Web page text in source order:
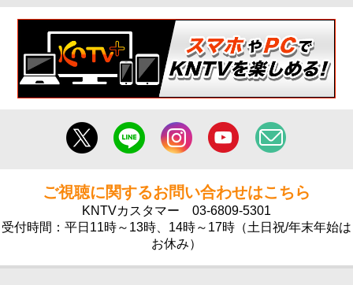
ご視聴に関するお問い合わせはこちら
KNTVカスタマー 03-6809-5301
受付時間：平日11時～13時、14時～17時（土日祝/年末年始は
お休み）